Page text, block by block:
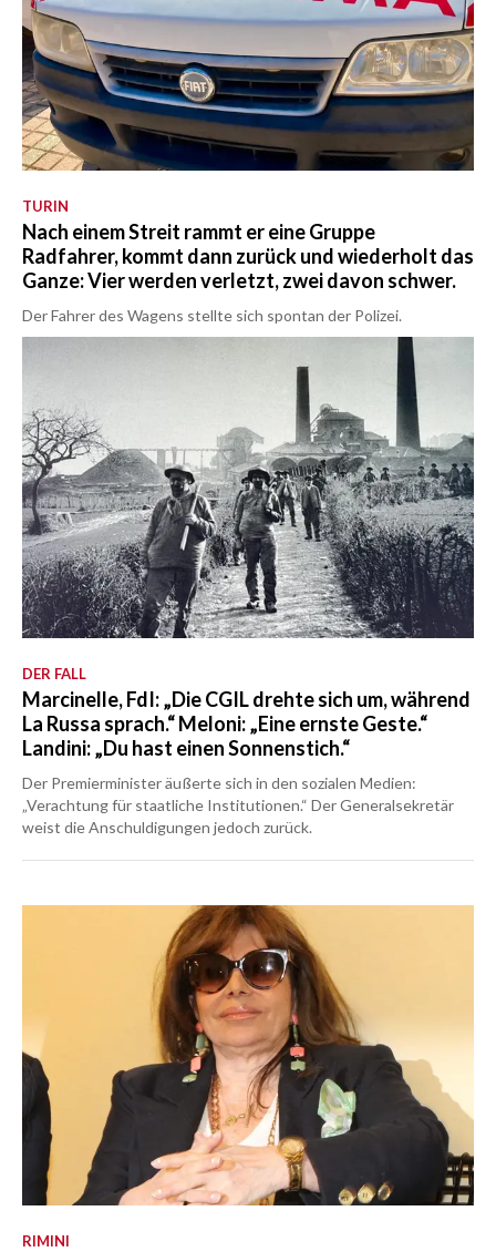
TURIN
Nach einem Streit rammt er eine Gruppe
Radfahrer, kommt dann zurück und wiederholt das
Ganze: Vier werden verletzt, zwei davon schwer.
Der Fahrer des Wagens stellte sich spontan der Polizei.
DER FALL
Marcinelle, FdI: „Die CGIL drehte sich um, während
La Russa sprach.“ Meloni: „Eine ernste Geste.“
Landini: „Du hast einen Sonnenstich.“
Der Premierminister äußerte sich in den sozialen Medien:
„Verachtung für staatliche Institutionen.“ Der Generalsekretär
weist die Anschuldigungen jedoch zurück.
RIMINI